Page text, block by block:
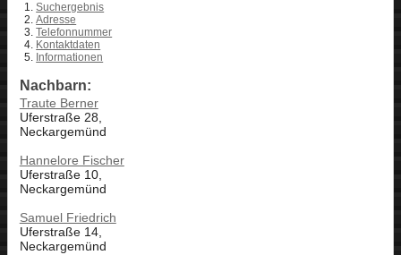
Suchergebnis
Adresse
Telefonnummer
Kontaktdaten
Informationen
Nachbarn:
Traute Berner
Uferstraße 28,
Neckargemünd
Hannelore Fischer
Uferstraße 10,
Neckargemünd
Samuel Friedrich
Uferstraße 14,
Neckargemünd